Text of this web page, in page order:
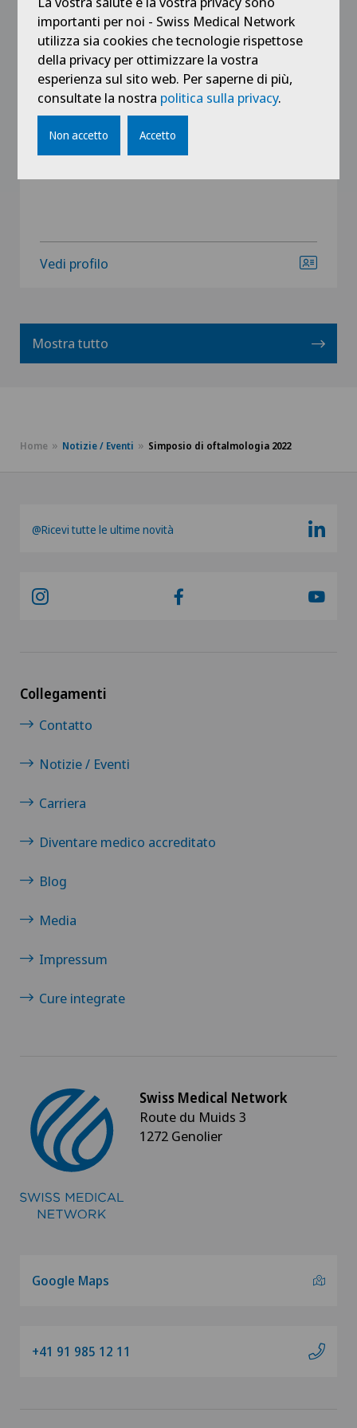
Specializzazione
Oftalmologia (oculistica),
Stella grigia (cataratta),
Chirurgia oculistica,
Vedi altro
Vedi profilo
Mostra tutto
Home Notizie / Eventi Simposio di oftalmologia 2022
@Ricevi tutte le ultime novità
Collegamenti
Contatto
Notizie / Eventi
Carriera
Diventare medico accreditato
Blog
Media
Impressum
Cure integrate
Swiss Medical Network
Route du Muids 3
1272 Genolier
Google Maps
+41 91 985 12 11
importanti per noi - Swiss Medical Network
utilizza sia cookies che tecnologie rispettose
della privacy per ottimizzare la vostra
esperienza sul sito web. Per saperne di più,
consultate la nostra politica sulla privacy.
Non accetto Accetto